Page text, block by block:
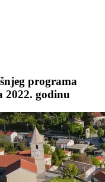
programa
2022. godinu